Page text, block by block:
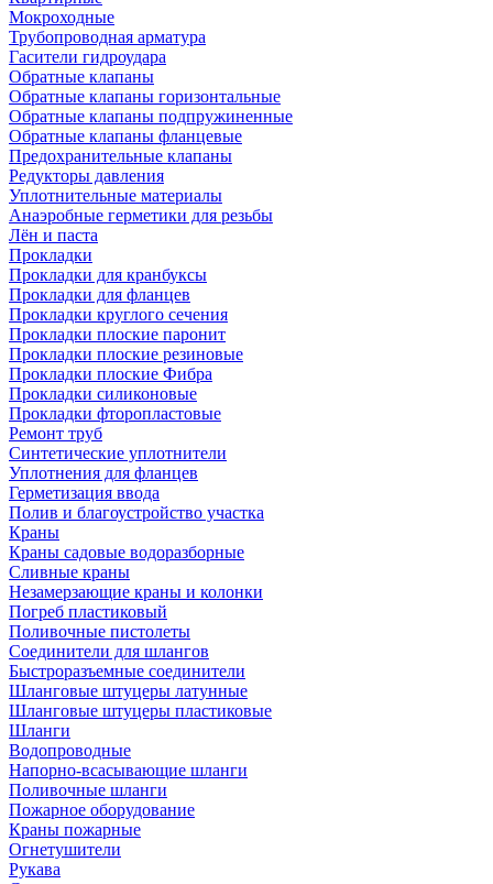
Мокроходные
Трубопроводная арматура
Гасители гидроудара
Обратные клапаны
Обратные клапаны горизонтальные
Обратные клапаны подпружиненные
Обратные клапаны фланцевые
Предохранительные клапаны
Редукторы давления
Уплотнительные материалы
Анаэробные герметики для резьбы
Лён и паста
Прокладки
Прокладки для кранбуксы
Прокладки для фланцев
Прокладки круглого сечения
Прокладки плоские паронит
Прокладки плоские резиновые
Прокладки плоские Фибра
Прокладки силиконовые
Прокладки фторопластовые
Ремонт труб
Синтетические уплотнители
Уплотнения для фланцев
Герметизация ввода
Полив и благоустройство участка
Краны
Краны садовые водоразборные
Сливные краны
Незамерзающие краны и колонки
Погреб пластиковый
Поливочные пистолеты
Соединители для шлангов
Быстроразъемные соединители
Шланговые штуцеры латунные
Шланговые штуцеры пластиковые
Шланги
Водопроводные
Напорно-всасывающие шланги
Поливочные шланги
Пожарное оборудование
Краны пожарные
Огнетушители
Рукава